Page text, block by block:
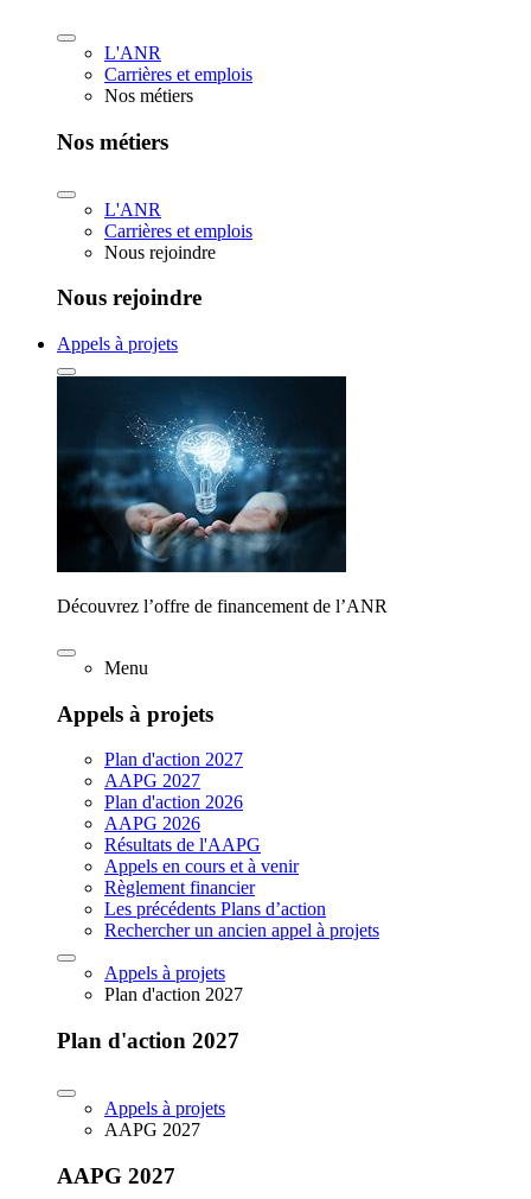
L'ANR
Carrières et emplois
Nos métiers
Nos métiers
L'ANR
Carrières et emplois
Nous rejoindre
Nous rejoindre
Appels à projets
Découvrez l’offre de financement de l’ANR
Menu
Appels à projets
Plan d'action 2027
AAPG 2027
Plan d'action 2026
AAPG 2026
Résultats de l'AAPG
Appels en cours et à venir
Règlement financier
Les précédents Plans d’action
Rechercher un ancien appel à projets
Appels à projets
Plan d'action 2027
Plan d'action 2027
Appels à projets
AAPG 2027
AAPG 2027